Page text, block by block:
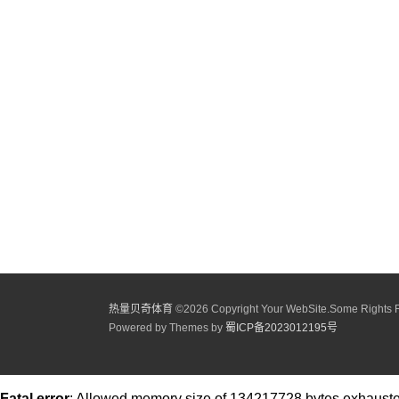
热量贝奇体育 ©2026 Copyright Your WebSite.Some Rights
Powered by Themes by 蜀ICP备2023012195号